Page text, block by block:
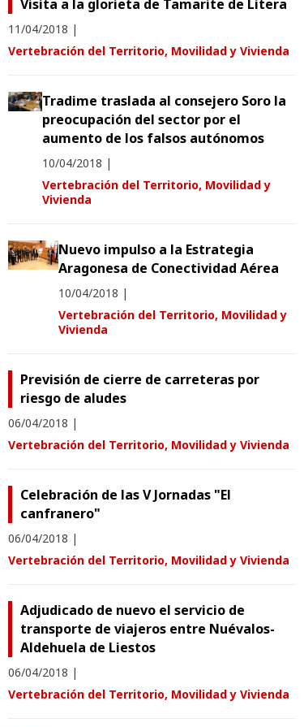
Visita a la glorieta de Tamarite de Litera
11/04/2018 |
Vertebración del Territorio, Movilidad y Vivienda
Tradime traslada al consejero Soro la
preocupación del sector por el
aumento de los falsos autónomos
10/04/2018 |
Vertebración del Territorio, Movilidad y
Vivienda
Nuevo impulso a la Estrategia
Aragonesa de Conectividad Aérea
10/04/2018 |
Vertebración del Territorio, Movilidad y
Vivienda
Previsión de cierre de carreteras por
riesgo de aludes
06/04/2018 |
Vertebración del Territorio, Movilidad y Vivienda
Celebración de las V Jornadas "El
canfranero"
06/04/2018 |
Vertebración del Territorio, Movilidad y Vivienda
Adjudicado de nuevo el servicio de
transporte de viajeros entre Nuévalos-
Aldehuela de Liestos
06/04/2018 |
Vertebración del Territorio, Movilidad y Vivienda